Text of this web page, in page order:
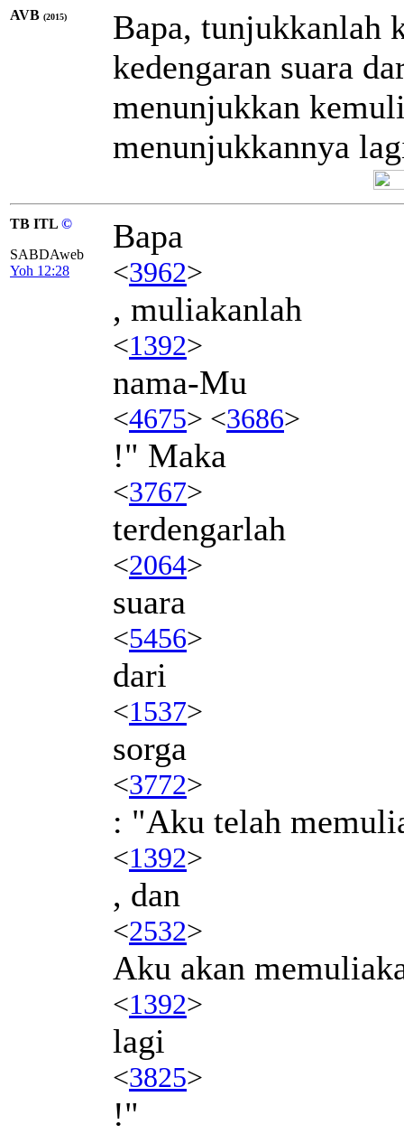
AVB (2015)
Bapa, tunjukkanlah
kedengaran suara
menunjukkan
menunjukkannya
TB ITL ©
SABDAweb
Yoh 12:28
Bapa
<3962>
, muliakanlah
<1392>
nama-Mu
<4675> <3686>
!" Maka
<3767>
terdengarlah
<2064>
suara
<5456>
dari
<1537>
sorga
<3772>
: "Aku telah
<1392>
, dan
<2532>
Aku akan
<1392>
lagi
<3825>
!"